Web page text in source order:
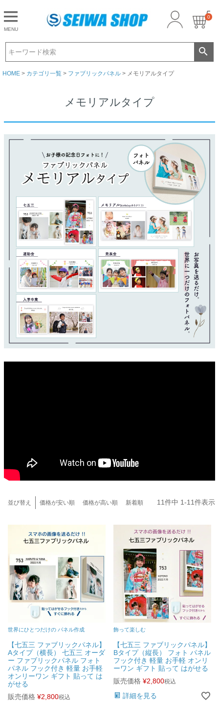
MENU
0
HOME カテゴリ一覧 ファブリックパネル メモリアルタイプ
CLOSE
ログイン
オーダーメイドテープシリーズ
ドリームパック
ドリームパックシリーズ
くりぴた浮きウキシリーズ
ハンドクラフトアイテム
特殊粘着・吸着シート
両面テープ
梱包用品
店舗・ディスプレイ用品
ポリ袋・OPP袋
文具・事務用品
衛生用品・ヘルスケア
メモリアルタイプ
並び替え 価格が安い順 価格が高い順 新着順 11件中 1-11件表示
世界にひとつだけの パネル作成
【七五三 ファブリックパネル】
Aタイプ（横長） 七五三 オーダ
ー ファブリックパネル フォト
パネル フック付き 軽量 お手軽
オンリーワン ギフト 貼って は
がせる
販売価格 ¥2,800税込
飾って楽しむ
【七五三 ファブリックパネル】
Bタイプ（縦長） フォト パネル
フック付き 軽量 お手軽 オンリ
ーワン ギフト 貼って はがせる
販売価格 ¥2,800税込
詳細を見る